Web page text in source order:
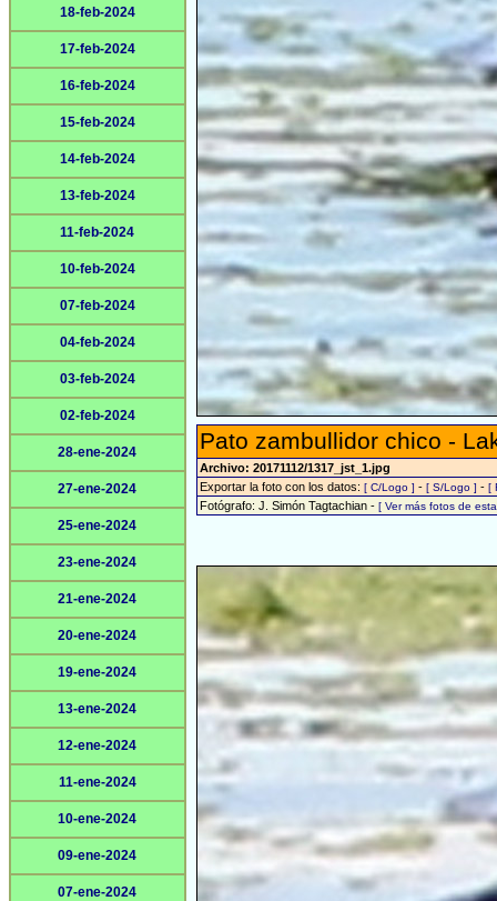
18-feb-2024
17-feb-2024
16-feb-2024
15-feb-2024
14-feb-2024
13-feb-2024
11-feb-2024
10-feb-2024
07-feb-2024
04-feb-2024
03-feb-2024
02-feb-2024
28-ene-2024
27-ene-2024
25-ene-2024
23-ene-2024
21-ene-2024
20-ene-2024
19-ene-2024
13-ene-2024
12-ene-2024
11-ene-2024
10-ene-2024
09-ene-2024
07-ene-2024
Pato zambullidor chico -
Archivo: 20171112/1317_jst_1.jpg
Exportar la foto con los datos: [ C/Logo ] - [ S/Logo ] - [
Fotógrafo: J. Simón Tagtachian - [ Ver más fotos de